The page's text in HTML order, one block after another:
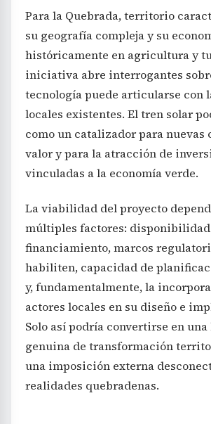
Para la Quebrada, territorio
su geografía compleja y su
históricamente en agricultura y
iniciativa abre interrogantes
tecnología puede articularse con
locales existentes. El tren solar
como un catalizador para nuevas
valor y para la atracción de
vinculadas a la economía verde.
La viabilidad del proyecto
múltiples factores: disponibilidad
financiamiento, marcos
habiliten, capacidad de
y, fundamentalmente, la
actores locales en su diseño e
Solo así podría convertirse en
genuina de transformación
una imposición externa
realidades quebradenas.